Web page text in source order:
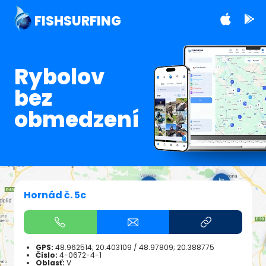
FISHSURFING
Rybolov
bez
obmedzení
Hornád č. 5c
GPS: 48.962514; 20.403109 / 48.97809; 20.388775
Číslo: 4-0672-4-1
Oblasť: V